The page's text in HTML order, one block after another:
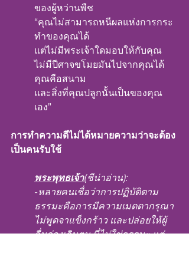
ของผู้หว่านพืช
“คุณไม่สามารถหนีผลแห่งการกระ
ทำของคุณได้
แต่ไม่มีพระเจ้าใดมอบให้กับคุณ
ไม่มีปีศาจขโมยมันไปจากคุณได้
คุณคือสนาม
และสิ่งที่คุณปลูกนั้นเป็นของคุณ
เอง”
การทำความดีไม่ได้หมายความว่าจะต้อง
เป็นคนรับใช้
พระพุทธเจ้า(ชีน่าอ่าน):
-หลายคนเชื่อว่าการปฏิบัติตาม
ธรรมะคือการมีความเมตตากรุณา
ไม่พูดจาแข็งกร้าว และปล่อยให้ผู้
อื่นล่วงเกินตน นี่ไม่ใช่ธรรมะ แต่